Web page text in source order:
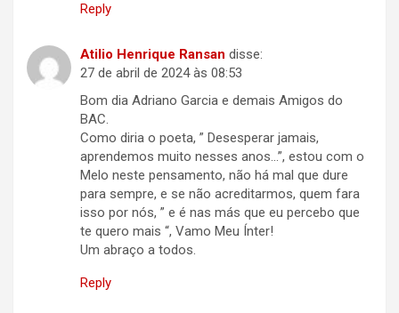
Reply
Atilio Henrique Ransan disse:
27 de abril de 2024 às 08:53
Bom dia Adriano Garcia e demais Amigos do
BAC.
Como diria o poeta, ” Desesperar jamais,
aprendemos muito nesses anos…”, estou com o
Melo neste pensamento, não há mal que dure
para sempre, e se não acreditarmos, quem fara
isso por nós, ” e é nas más que eu percebo que
te quero mais “, Vamo Meu Ínter!
Um abraço a todos.
Reply